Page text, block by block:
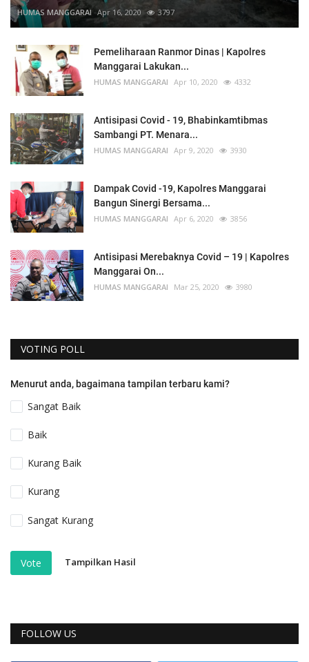
HUMAS MANGGARAI Apr 16, 2020 3797
Pemeliharaan Ranmor Dinas | Kapolres
Manggarai Lakukan...
HUMAS MANGGARAI Apr 10, 2020 4332
Antisipasi Covid - 19, Bhabinkamtibmas
Sambangi PT. Menara...
HUMAS MANGGARAI Apr 9, 2020 3930
Dampak Covid -19, Kapolres Manggarai
Bangun Sinergi Bersama...
HUMAS MANGGARAI Apr 6, 2020 3856
Antisipasi Merebaknya Covid – 19 | Kapolres
Manggarai On...
HUMAS MANGGARAI Mar 25, 2020 3980
VOTING POLL
Menurut anda, bagaimana tampilan terbaru kami?
Sangat Baik
Baik
Kurang Baik
Kurang
Sangat Kurang
Vote Tampilkan Hasil
FOLLOW US